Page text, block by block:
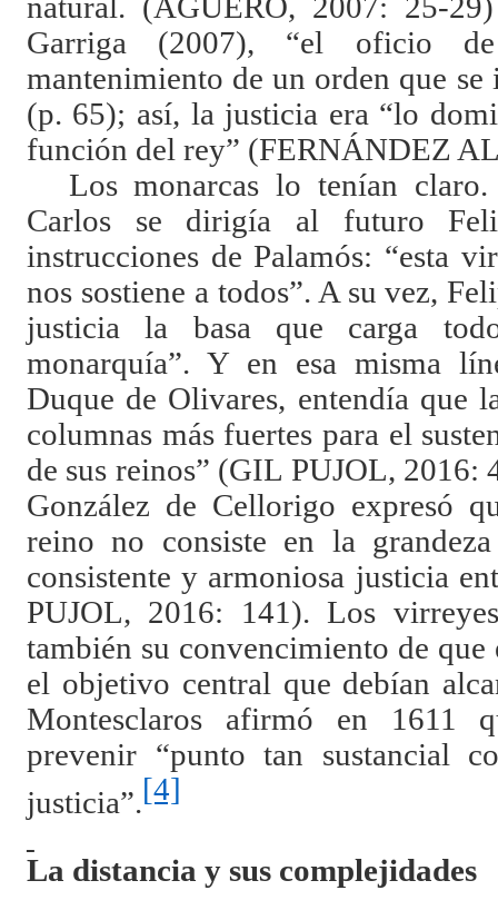
Garriga (2007), “el oficio
mantenimiento de un orden que
(p. 65); así, la justicia era “lo
función del rey” (FERNÁNDEZ
Los monarcas lo tenían
Carlos se dirigía al futuro
instrucciones de Palamós: “esta
nos sostiene a todos”. A su vez,
justicia la basa que carga
monarquía”. Y en esa misma
Duque de Olivares, entendía que
columnas más fuertes para el
de sus reinos” (GIL PUJOL,
González de Cellorigo expresó
reino no consiste en la
consistente y armoniosa justicia
PUJOL, 2016: 141). Los
también su convencimiento de
el objetivo central que debían
Montesclaros afirmó en 1611
prevenir “punto tan sustancial
justicia”.[4]
La distancia y sus complejidades